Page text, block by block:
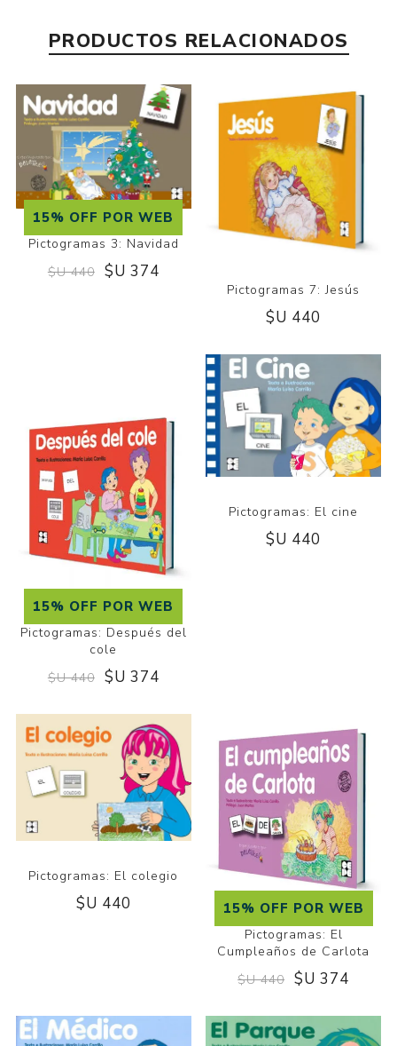
PRODUCTOS RELACIONADOS
15% OFF POR WEB
Pictogramas 3: Navidad
$U 440 $U 374
Pictogramas 7: Jesús
$U 440
15% OFF POR WEB
Pictogramas: Después del
cole
$U 440 $U 374
Pictogramas: El cine
$U 440
Pictogramas: El colegio
$U 440 15% OFF POR WEB
Pictogramas: El
Cumpleaños de Carlota
$U 440 $U 374